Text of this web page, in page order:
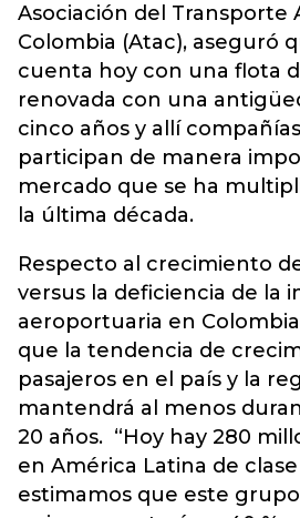
Asociación del Transporte
Colombia (Atac), aseguró
cuenta hoy con una flota
renovada con una
cinco años y allí
participan de manera
mercado que se ha
la última década.
Respecto al crecimiento
versus la deficiencia de la
aeroportuaria en
que la tendencia de
pasajeros en el país y la
mantendrá al menos
20 años. “Hoy hay 280
en América Latina de
estimamos que este